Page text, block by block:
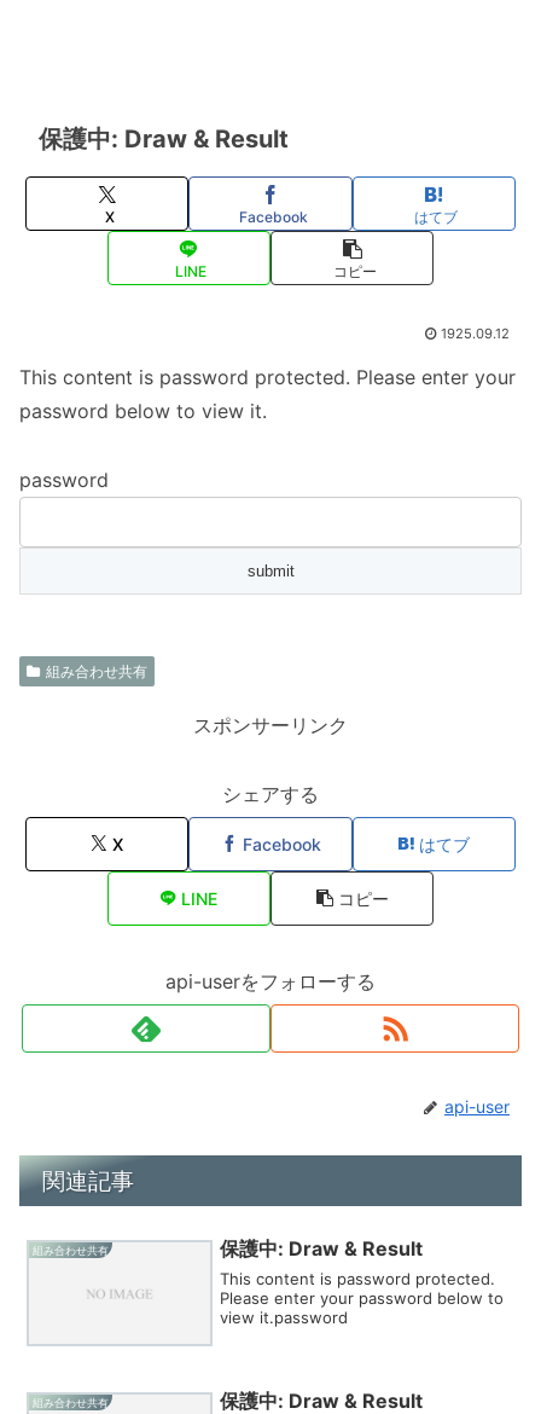
保護中: Draw & Result
X Facebook はてブ
LINE コピー
1925.09.12
This content is password protected. Please enter your
password below to view it.
password
組み合わせ共有
スポンサーリンク
シェアする
X Facebook はてブ
LINE コピー
api-userをフォローする
api-user
関連記事
組み合わせ共有 保護中: Draw & Result
This content is password protected.
Please enter your password below to
view it.password
組み合わせ共有 保護中: Draw & Result